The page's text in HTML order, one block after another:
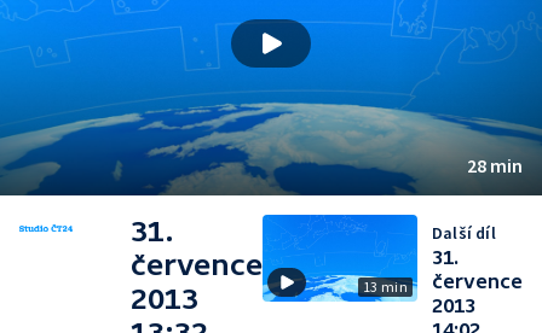
28 min
31.
července
2013
13 min
Další díl
31.
července
2013